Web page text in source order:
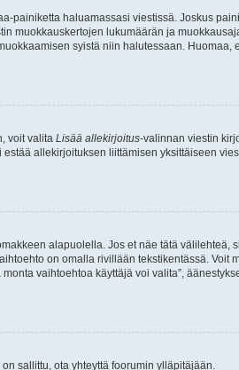
painiketta haluamassasi viestissä. Joskus
muokkauskertojen lukumäärän ja
syistä niin halutessaan. Huomaa,
voit valita Lisää allekirjoitus-valinnan viestin
allekirjoituksen liittämisen yksittäiseen
alapuolella. Jos et näe tätä välilehteä,
on omalla rivillään tekstikentässä. Voit
vaihtoehtoa käyttäjä voi valita”,
sallittu, ota yhteyttä foorumin ylläpitäjään.